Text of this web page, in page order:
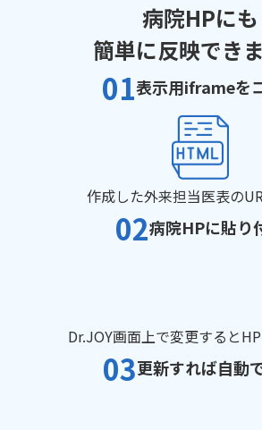
病院HPにも
簡単に反映でき
01表示用iframeを
作成した外来担当医表の
02病院HPに貼り
Dr.JOY画面上で変更すると
03更新すれば自動